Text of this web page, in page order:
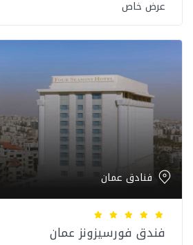
عرض خاص
فنادق عمان
فندق فورسيزونز عمان